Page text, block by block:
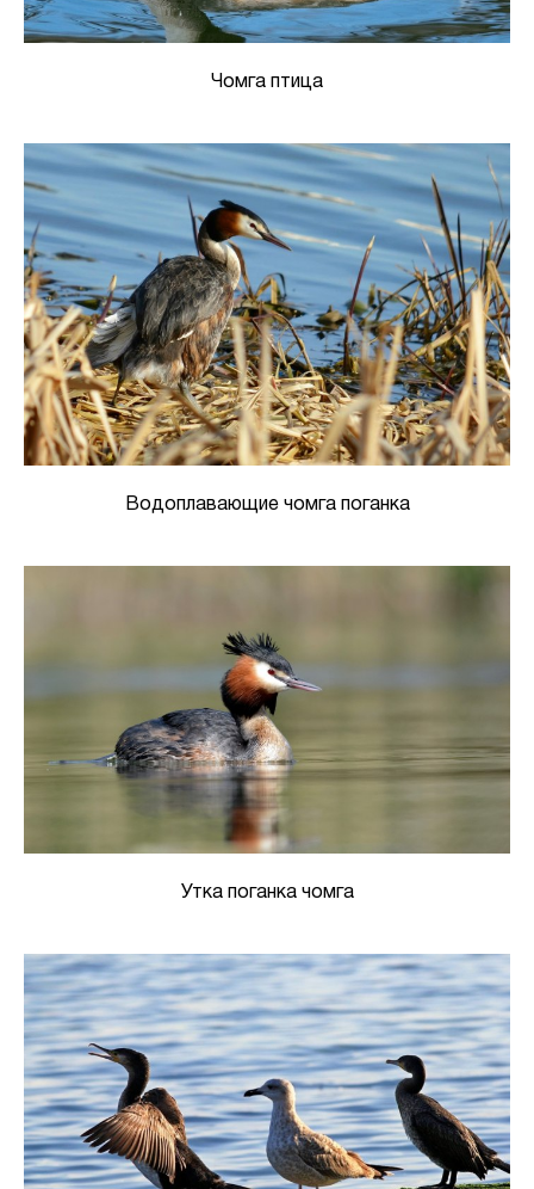
Чомга птица
Водоплавающие чомга поганка
Утка поганка чомга